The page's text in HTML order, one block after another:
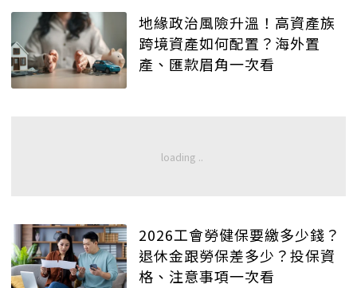
地緣政治風險升溫！高資產族
跨境資產如何配置？海外置
產、匯款眉角一次看
2026工會勞健保要繳多少錢？
退休金跟勞保差多少？投保資
格、注意事項一次看